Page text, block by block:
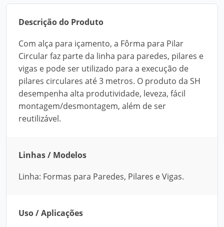
Descrição do Produto
Com alça para içamento, a Fôrma para Pilar
Circular faz parte da linha para paredes, pilares e
vigas e pode ser utilizado para a execução de
pilares circulares até 3 metros. O produto da SH
desempenha alta produtividade, leveza, fácil
montagem/desmontagem, além de ser
reutilizável.
Linhas / Modelos
Linha: Formas para Paredes, Pilares e Vigas.
Uso / Aplicações